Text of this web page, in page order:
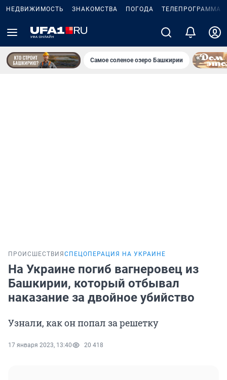
НЕДВИЖИМОСТЬ ЗНАКОМСТВА ПОГОДА ТЕЛЕПРОГРАММА
Самое соленое озеро Башкирии
ПРОИСШЕСТВИЯ СПЕЦОПЕРАЦИЯ НА УКРАИНЕ
На Украине погиб вагнеровец из
Башкирии, который отбывал
наказание за двойное убийство
Узнали, как он попал за решетку
17 января 2023, 13:40 20 418